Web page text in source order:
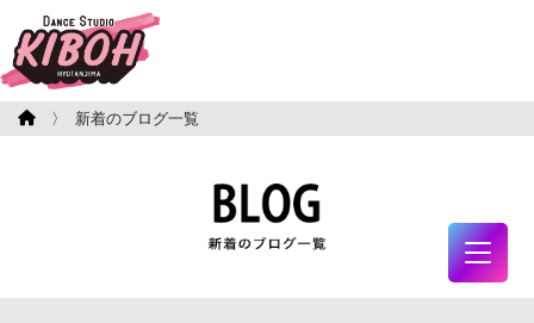
〉 新着のブログ一覧